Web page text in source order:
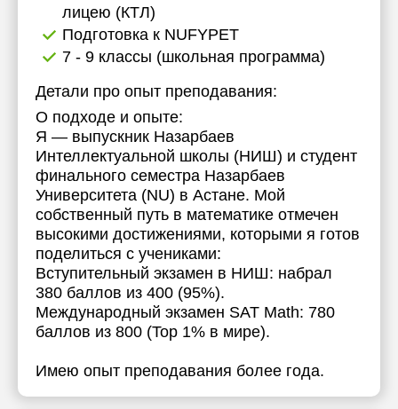
лицею (КТЛ)
Подготовка к NUFYPET
7 - 9 классы (школьная программа)
Детали про опыт преподавания:
О подходе и опыте:
Я — выпускник Назарбаев
Интеллектуальной школы (НИШ) и студент
финального семестра Назарбаев
Университета (NU) в Астане. Мой
собственный путь в математике отмечен
высокими достижениями, которыми я готов
поделиться с учениками:
Вступительный экзамен в НИШ: набрал
380 баллов из 400 (95%).
Международный экзамен SAT Math: 780
баллов из 800 (Top 1% в мире).
Имею опыт преподавания более года.
18:00
19:30
20:00
20:30
21:00
20:30